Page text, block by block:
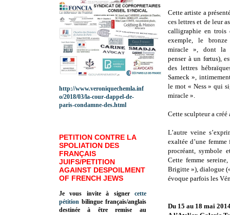
Cette artiste a
ces lettres et de leur
calligraphie en trois
exemple, le
miracle », dont la
penser à un fœtus),
des lettres
Sameck »,
le mot « Ness » qui
miracle ».
Cette sculpteur a
L’autre veine
exaltée d’une
procréant, symbole
Cette femme
Brigitte »), dialogue
évoque parfois les
Du 15 au 18 mai
http://www.veroniquechemla.inf
o/2018/03/la-cour-dappel-de-
paris-condamne-des.html
PETITION CONTRE LA
SPOLIATION DES
FRANÇAIS
JUIFS/PETITION
AGAINST DESPOILMENT
OF FRENCH JEWS
Je vous invite à signer cette
pétition bilingue français/anglais
destinée à être remise au